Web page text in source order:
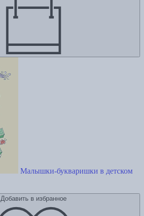
Малышки-букваришки в детском
Добавить в избранное